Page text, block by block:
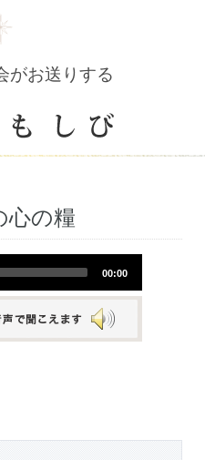
がお送りする
心の糧
00:00